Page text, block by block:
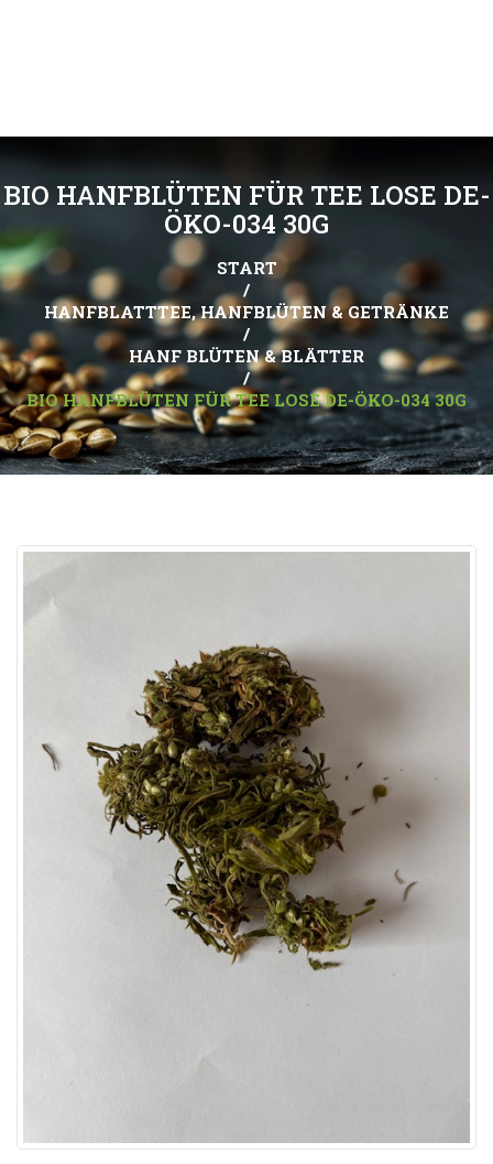
BIO HANFBLÜTEN FÜR TEE LOSE DE-
ÖKO-034 30G
START
/
HANFBLATTTEE, HANFBLÜTEN & GETRÄNKE
/
HANF BLÜTEN & BLÄTTER
/
BIO HANFBLÜTEN FÜR TEE LOSE DE-ÖKO-034 30G